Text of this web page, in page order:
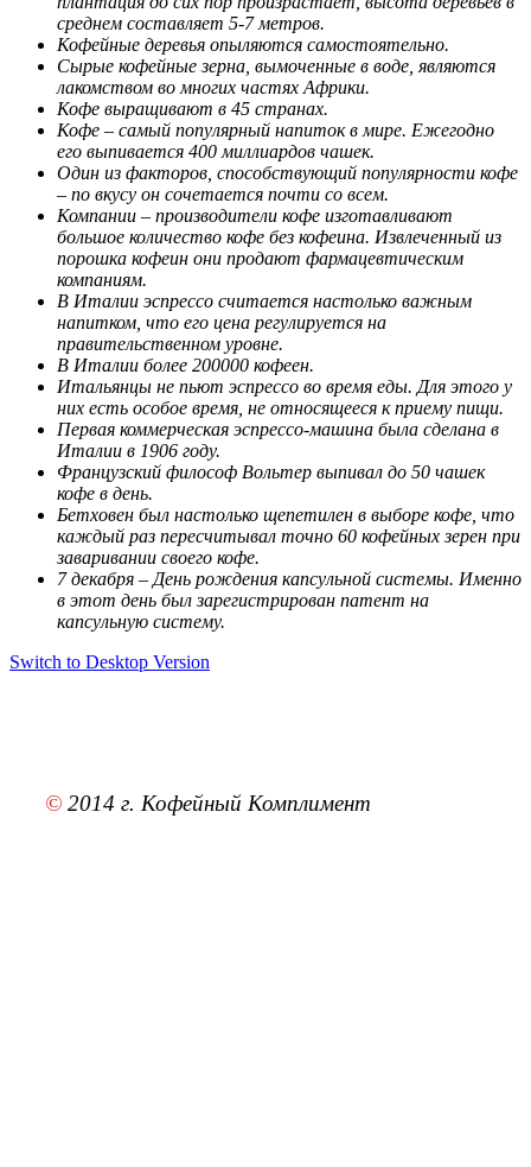
среднем составляет 5-7 метров.
Кофейные деревья опыляются самостоятельно.
Сырые кофейные зерна, вымоченные в воде, являются
лакомством во многих частях Африки.
Кофе выращивают в 45 странах.
Кофе – самый популярный напиток в мире. Ежегодно
его выпивается 400 миллиардов чашек.
Один из факторов, способствующий популярности кофе
– по вкусу он сочетается почти со всем.
Компании – производители кофе изготавливают
большое количество кофе без кофеина. Извлеченный из
порошка кофеин они продают фармацевтическим
компаниям.
В Италии эспрессо считается настолько важным
напитком, что его цена регулируется на
правительственном уровне.
В Италии более 200000 кофеен.
Итальянцы не пьют эспрессо во время еды. Для этого у
них есть особое время, не относящееся к приему пищи.
Первая коммерческая эспрессо-машина была сделана в
Италии в 1906 году.
Французский философ Вольтер выпивал до 50 чашек
кофе в день.
Бетховен был настолько щепетилен в выборе кофе, что
каждый раз пересчитывал точно 60 кофейных зерен при
заваривании своего кофе.
7 декабря – День рождения капсульной системы. Именно
в этот день был зарегистрирован патент на
капсульную систему.
Switch to Desktop Version
© 2014 г. Кофейный Комплимент